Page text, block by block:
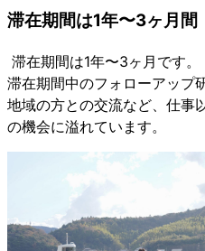
滞在期間は1年〜3ヶ月間
滞在期間は1年〜3ヶ月です。
滞在期間中のフォローアップ
地域の方との交流など、仕事
の機会に溢れています。